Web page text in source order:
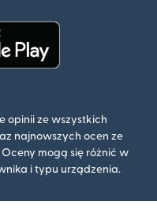
opinii ze wszystkich
najnowszych ocen ze
mogą się różnić w
i typu urządzenia.